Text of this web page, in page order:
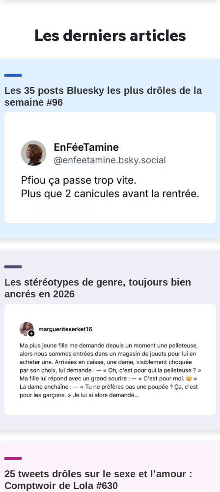
Les derniers articles
Les 35 posts Bluesky les plus drôles de la
semaine #96
Les stéréotypes de genre, toujours bien
ancrés en 2026
25 tweets drôles sur le sexe et l’amour :
Comptwoir de Lola #630